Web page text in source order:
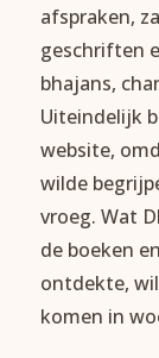
afspraken,
geschriften
bhajans,
Uiteindelijk
website,
wilde
vroeg. Wat
de boeken
ontdekte,
komen in